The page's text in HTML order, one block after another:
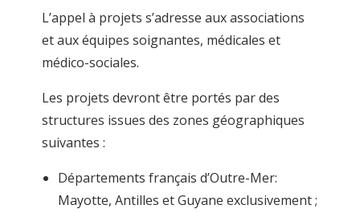
L’appel à projets s’adresse aux associations
et aux équipes soignantes, médicales et
médico-sociales.
Les projets devront être portés par des
structures issues des zones géographiques
suivantes :
Départements français d’Outre-Mer:
Mayotte, Antilles et Guyane exclusivement ;